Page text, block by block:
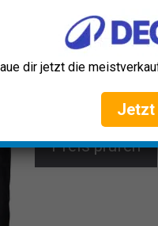
Das aufblasbare
höchsten Komfort
Wassersportaktivität.
Anfänger und
Preis prüfen
dir jetzt die
Jetzt